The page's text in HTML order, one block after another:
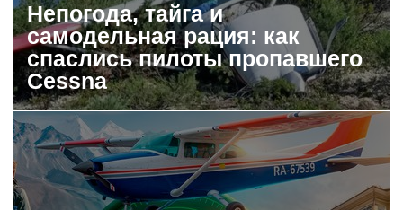
Непогода, тайга и
самодельная рация: как
спаслись пилоты пропавшего
Cessna